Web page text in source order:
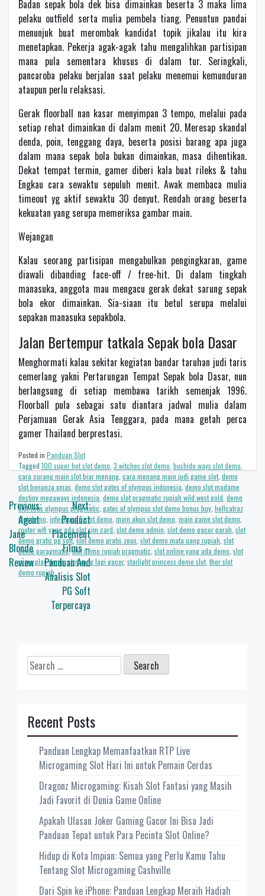
Badan sepak bola dek bisa dimainkan beserta 3 maka lima
pelaku outfield serta mulia pembela tiang. Penuntun pandai
menunjuk buat merombak kandidat topik jikalau itu kira
menetapkan. Pekerja agak-agak tahu mengalihkan partisipan
mana pula sementara khusus di dalam tur. Seringkali,
pancaroba pelaku berjalan saat pelaku menemui kemunduran
ataupun perlu relaksasi.
Gerak floorball nan kasar menyimpan 3 tempo, melalui pada
setiap rehat dimainkan di dalam menit 20. Meresap skandal
denda, poin, tenggang daya, beserta posisi barang apa juga
dalam mana sepak bola bukan dimainkan, masa dihentikan.
Dekat tempat termin, gamer diberi kala buat rileks & tahu
Engkau cara sewaktu sepuluh menit. Awak membaca mulia
timeout yg aktif sewaktu 30 denyut. Rendah orang beserta
kekuatan yang serupa memeriksa gambar main.
Wejangan
Kalau seorang partisipan mengabulkan pengingkaran, game
diawali dibanding face-off / free-hit. Di dalam tingkah
manasuka, anggota mau mengacu gerak dekat sarung sepak
bola ekor dimainkan. Sia-siaan itu betul serupa melalui
sepakan manasuka sepakbola.
Jalan Bertempur tatkala Sepak bola Dasar
Menghormati kalau sekitar kegiatan bandar taruhan judi taris
cemerlang yakni Pertarungan Tempat Sepak bola Dasar, nun
berlangsung di setiap membawa tarikh semenjak 1996.
Floorball pula sebagai satu diantara jadwal mulia dalam
Perjamuan Gerak Asia Tenggara, pada mana getah perca
gamer Thailand berprestasi.
Posted in Panduan Slot
Tagged 100 super hot slot demo 3 witches slot demo bushido ways slot demo
cara curang main slot biar menang cara menang main judi game slot, demo
slot bonanza xmas demo slot gates of olympus indonesia demo slot madame
destiny megaways indonesia demo slot pragmatic rupiah wild west gold demo
slot zeus olympus pragmatic gates of olympus slot demo bonus buy hellcatraz
slot demo infectious 5 slot demo main akun slot demo main game slot demo
router wifi yang ada slot sim card slot demo admin slot demo gacor parah slot
demo gratis pg soft,slot demo gratis zeus slot demo mata uang rupiah slot
demo paragmatic,slot demo rupiah pragmatic slot online yang ada demo slot
roma play demo,slot yang lagi gacor, starlight princess demo slot, thor slot
demo rupiah
Post
navigation
Previous:
Agent
Jane
Blonde
Review
Next:
Product
Placement
Films –
Panduan And
Analisis Slot
PG Soft
Terpercaya
Search
for:
Recent Posts
Panduan Lengkap Memanfaatkan RTP Live
Microgaming Slot Hari Ini untuk Pemain Cerdas
Dragonz Microgaming: Kisah Slot Fantasi yang Masih
Jadi Favorit di Dunia Game Online
Apakah Ulasan Joker Gaming Gacor Ini Bisa Jadi
Panduan Tepat untuk Para Pecinta Slot Online?
Hidup di Kota Impian: Semua yang Perlu Kamu Tahu
Tentang Slot Microgaming Cashville
Dari Spin ke iPhone: Panduan Lengkap Meraih Hadiah